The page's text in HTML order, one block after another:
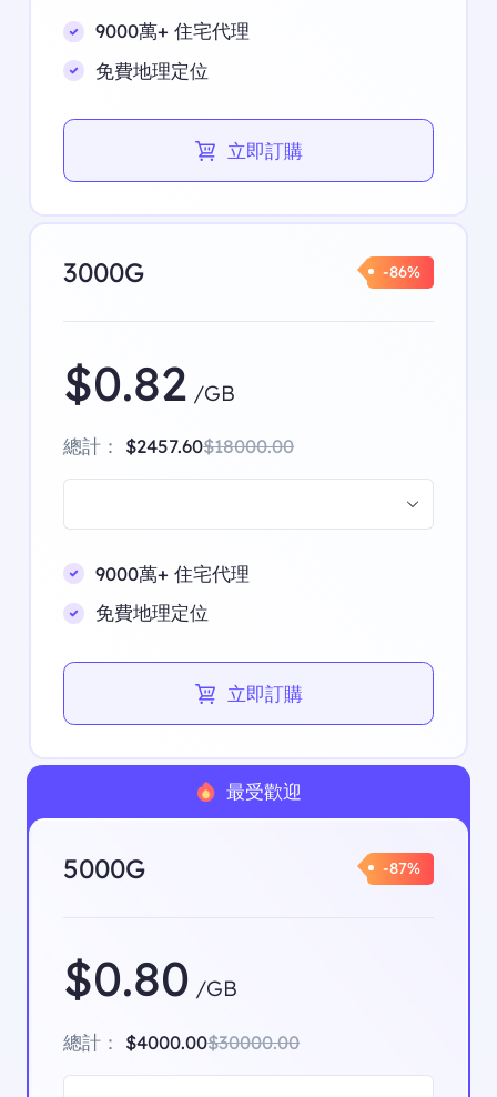
9000萬+ 住宅代理
免費地理定位
立即訂購
3000G -86%
$0.82 /GB
總計： $2457.60$18000.00
9000萬+ 住宅代理
免費地理定位
立即訂購
最受歡迎
5000G -87%
$0.80 /GB
總計： $4000.00$30000.00